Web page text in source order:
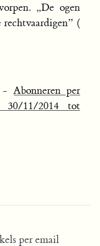
„De ogen
rechtvaardigen” (
- Abonneren per
30/11/2014 tot
per email